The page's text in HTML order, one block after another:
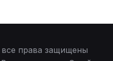
права защищены